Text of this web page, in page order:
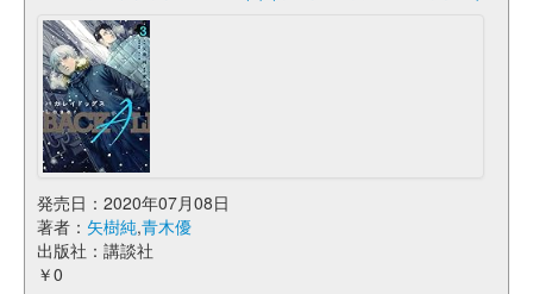
発売日：2020年07月08日
著者： 矢樹純,青木優
出版社：講談社
￥0